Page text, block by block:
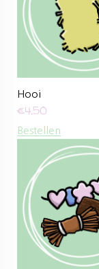
Hooi
€4,50
Bestellen